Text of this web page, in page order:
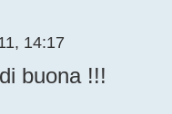
14:17
buona !!!